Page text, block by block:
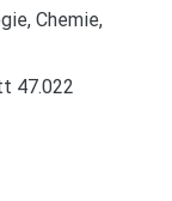
Chemie,
47.022